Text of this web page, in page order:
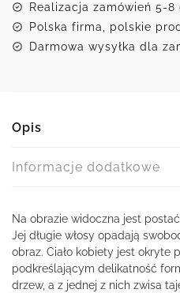
Realizacja zamówień 5-
Polska firma, polskie
Darmowa wysyłka dla
Opis
Informacje dodatkowe
Na obrazie widoczna jest
Jej długie włosy opadają
obraz. Ciało kobiety jest okryte
podkreślającym delikatność
drzew, a z jednej z nich zwisa